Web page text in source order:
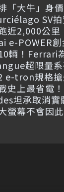
「大牛」身
SV拍
近2,000公里
e-POWER
輛！Ferrari
超限量
e-tron規格
史上最省電！
坦承取消
螢幕不會因